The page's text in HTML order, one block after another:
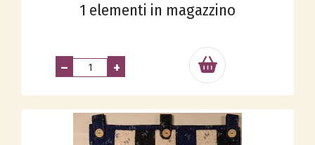
1 elementi in magazzino
– +